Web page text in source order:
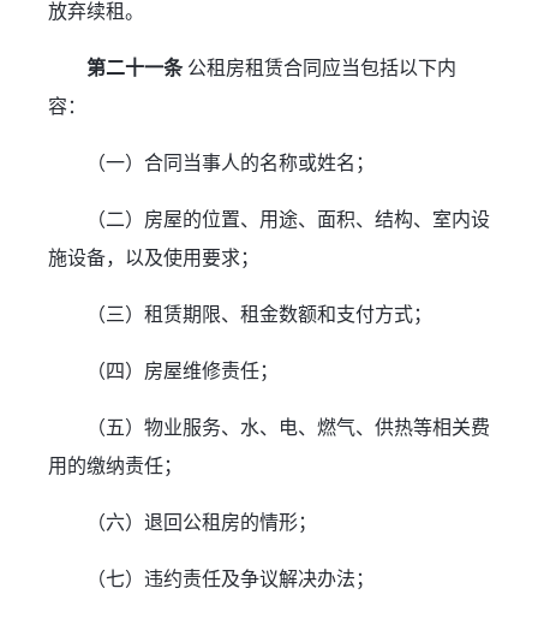
放弃续租。
第二十一条 公租房租赁合同应当包括以下内
容：
（一）合同当事人的名称或姓名；
（二）房屋的位置、用途、面积、结构、室内设
施设备，以及使用要求；
（三）租赁期限、租金数额和支付方式；
（四）房屋维修责任；
（五）物业服务、水、电、燃气、供热等相关费
用的缴纳责任；
（六）退回公租房的情形；
（七）违约责任及争议解决办法；